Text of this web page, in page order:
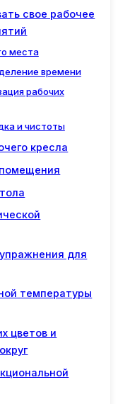
свое рабочее
места
времени
рабочих
и чистоты
кресла
для
температуры
цветов и